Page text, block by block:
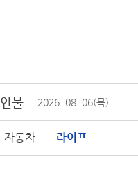
자동차 라이프
인물 2026 08 06(목)